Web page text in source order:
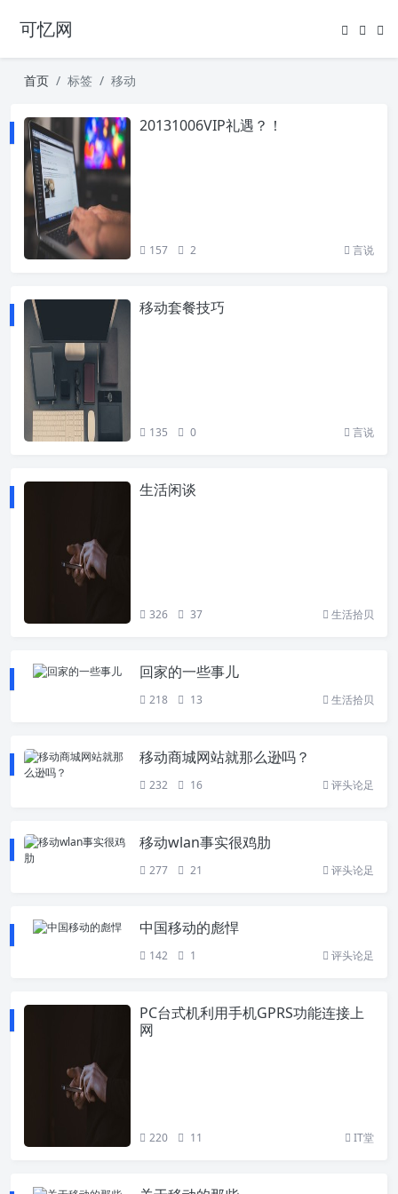
可忆网
首页 标签 移动
20131006VIP礼遇？！
157 2 言说
移动套餐技巧
135 0 言说
生活闲谈
326 37 生活拾贝
回家的一些事儿
218 13 生活拾贝
移动商城网站就那么逊吗？
232 16 评头论足
移动wlan事实很鸡肋
277 21 评头论足
中国移动的彪悍
142 1 评头论足
PC台式机利用手机GPRS功能连接上
网
220 11 IT堂